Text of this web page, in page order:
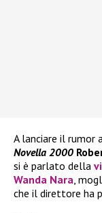
A lanciare il rumor
Novella 2000
si è parlato della
Wanda Nara,
che il direttore ha